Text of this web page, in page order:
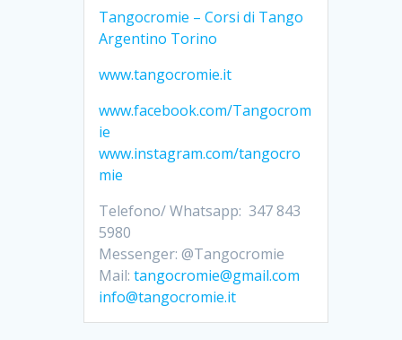
Tangocromie – Corsi di Tango
Argentino Torino
www.tangocromie.it
www.facebook.com/Tangocrom
ie
www.instagram.com/tangocro
mie
Telefono/ Whatsapp: 347 843
5980
Messenger: @Tangocromie
Mail:tangocromie@gmail.com
info@tangocromie.it